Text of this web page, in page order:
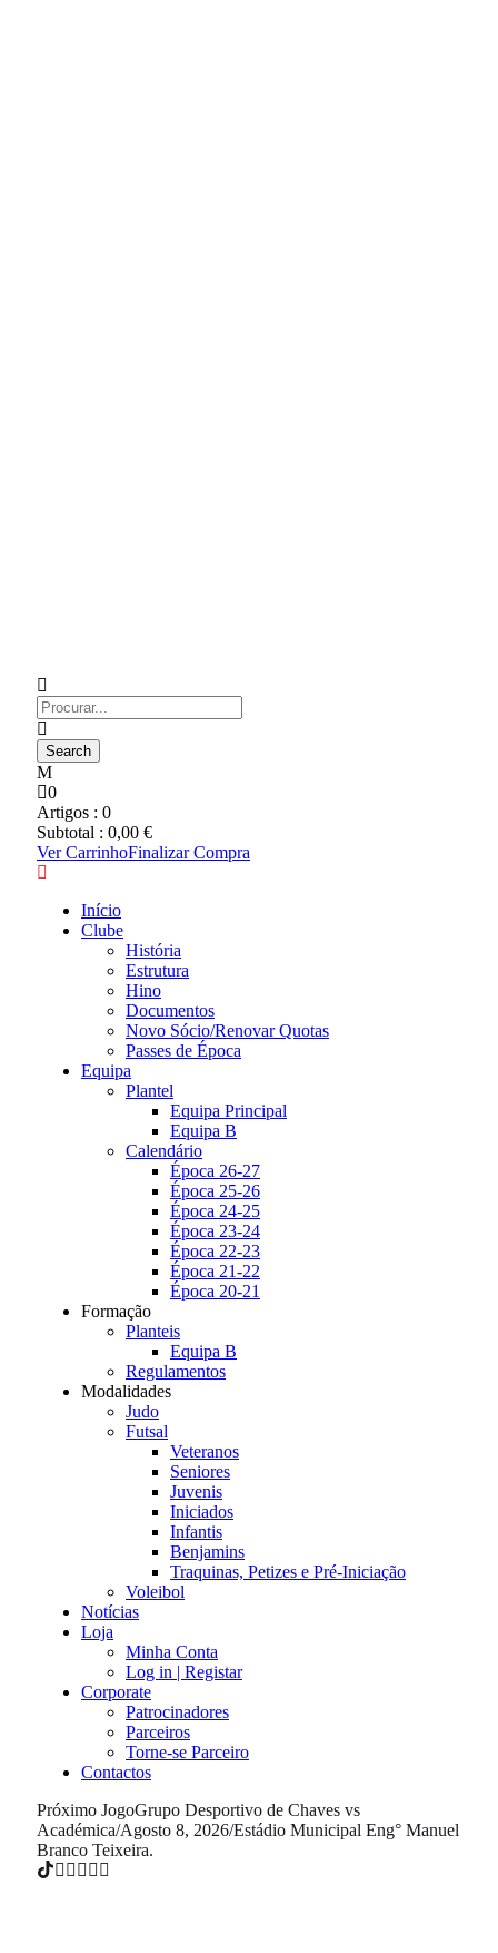
0
Artigos : 0
Subtotal : 0,00 €
Ver CarrinhoFinalizar Compra
Início
Clube
História
Estrutura
Hino
Documentos
Novo Sócio/Renovar Quotas
Passes de Época
Equipa
Plantel
Equipa Principal
Equipa B
Calendário
Época 26-27
Época 25-26
Época 24-25
Época 23-24
Época 22-23
Época 21-22
Época 20-21
Formação
Planteis
Equipa B
Regulamentos
Modalidades
Judo
Futsal
Veteranos
Seniores
Juvenis
Iniciados
Infantis
Benjamins
Traquinas, Petizes e Pré-Iniciação
Voleibol
Notícias
Loja
Minha Conta
Log in | Registar
Corporate
Patrocinadores
Parceiros
Torne-se Parceiro
Contactos
Próximo JogoGrupo Desportivo de Chaves vs
Académica/Agosto 8, 2026/Estádio Municipal Eng° Manuel
Branco Teixeira.